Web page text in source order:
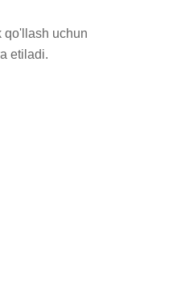
qo'llash uchun
etiladi.